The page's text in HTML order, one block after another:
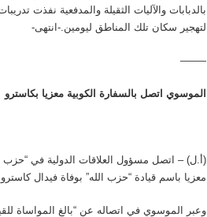
بالدبابات والآليات الثقيلة والمدفعية نفذت
لتهجير سكان تلك المناطق ليومين.-انتهى-
——–
الموسوي اتصل بالسفارة الكوبية معزيا بكاسترو
(أ.ل) – اتصل مسؤول العلاقات الدولية في “حزب
معزيا باسم قيادة “حزب الله” بوفاة فيدال
وعبر الموسوي في اتصاله عن “بالغ المواساة